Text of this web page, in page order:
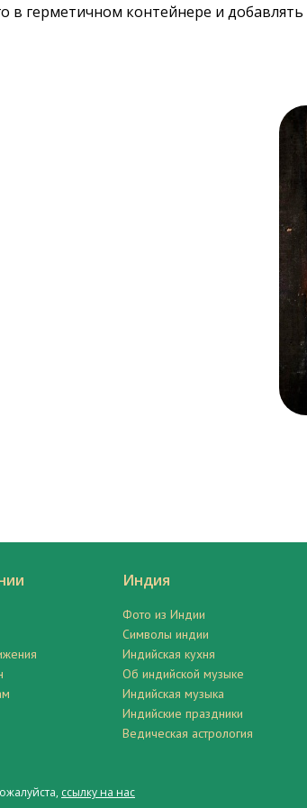
герметичном контейнере и добавлять
Индия
Фото из Индии
Символы индии
Индийская кухня
Об индийской музыке
Индийская музыка
Индийские праздники
Ведическая астрология
ссылку на нас